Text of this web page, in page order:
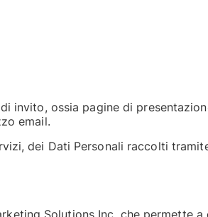
invito, ossia pagine di
email.
dei Dati Personali raccolti
Solutions Inc. che permette